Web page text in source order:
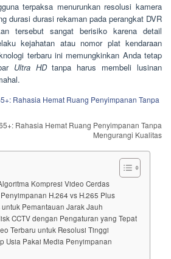
terpaksa menurunkan resolusi kamera
durasi durasi rekaman pada perangkat DVR
tersebut sangat berisiko karena detail
kejahatan atau nomor plat kendaraan
terbaru ini memungkinkan Anda tetap
Ultra HDtanpa harus membeli lusinan
Rahasia Hemat Ruang Penyimpanan Tanpa
Mengurangi Kualitas
Kompresi Video Cerdas
H.264 vs H.265 Plus
Pemantauan Jarak Jauh
CCTV dengan Pengaturan yang Tepat
Terbaru untuk Resolusi Tinggi
Usia Pakai Media Penyimpanan